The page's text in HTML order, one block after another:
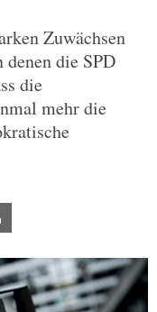
Zuwächsen
die SPD
die
mehr die